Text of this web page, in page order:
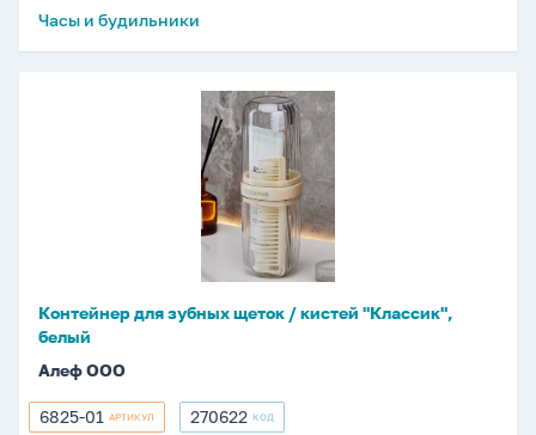
Часы и будильники
Контейнер для зубных щеток / кистей "Классик",
белый
Алеф ООО
6825-
6825-01 АРТИКУЛ 270622
270622 КОД